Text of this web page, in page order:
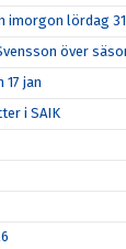
imorgon lördag
över
jan
i SAIK